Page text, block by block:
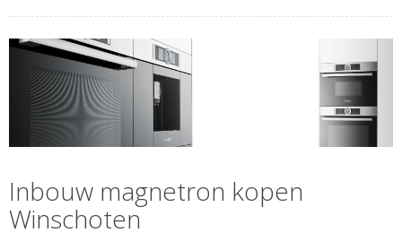
Inbouw magnetron kopen
Winschoten